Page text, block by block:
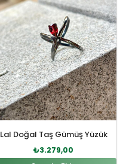
Lal Doğal Taş Gümüş Yüzük
₺3.279,00